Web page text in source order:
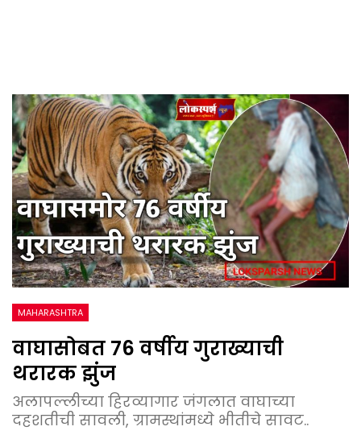
MAHARASHTRA
वाघासोबत 76 वर्षीय गुराख्याची
थरारक झुंज
अलापल्लीच्या हिरव्यागार जंगलात वाघाच्या
दहशतीची सावली, ग्रामस्थांमध्ये भीतीचे सावट..